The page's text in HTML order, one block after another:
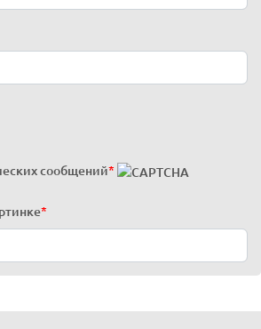
сообщений*
*